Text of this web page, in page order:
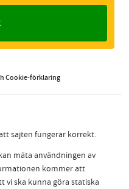
Cookie-förklaring
sajten fungerar korrekt.
mäta användningen av
kommer att
vi ska kunna göra statiska